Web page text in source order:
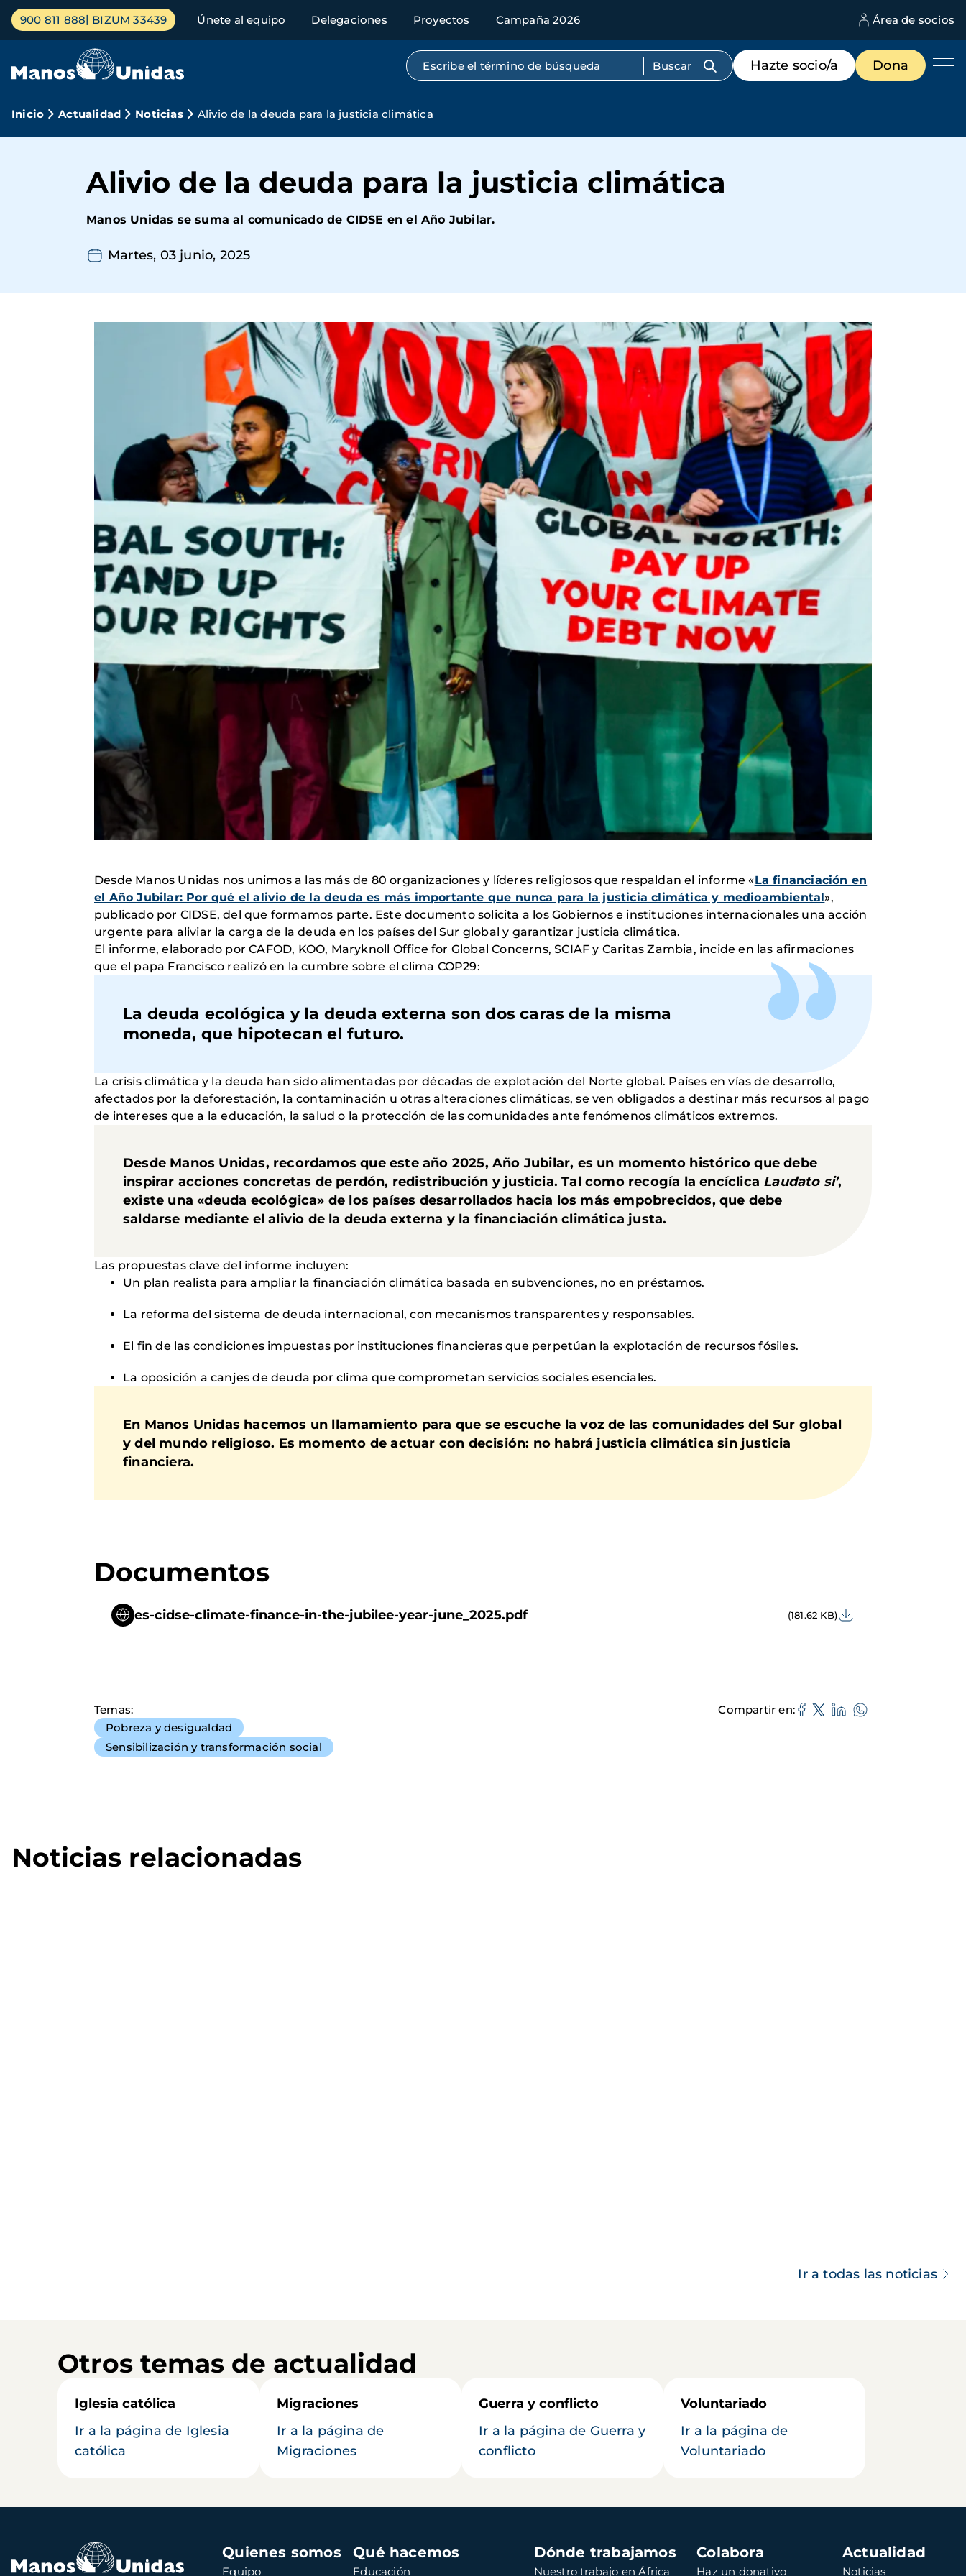
Pasar
contenido
Menú
principal
900 811 888 BIZUM 33439 Únete al equipo Delegaciones Proyectos Campaña 2026 Área de socios
Búsqueda por texto completo
Menú
de
destacados
Hazte socio/a Dona
Ruta
navegación
Inicio Actualidad Noticias Alivio de la deuda para la justicia climática
Alivio de la deuda para la justicia climática
Manos Unidas se suma al comunicado de CIDSE en el Año Jubilar.
Martes, 03 junio, 2025
Desde Manos Unidas nos unimos a las más de 80 organizaciones y líderes religiosos que respaldan el informe «La financiación en
el Año Jubilar: Por qué el alivio de la deuda es más importante que nunca para la justicia climática y medioambiental»,
publicado por CIDSE, del que formamos parte. Este documento solicita a los Gobiernos e instituciones internacionales una acción
urgente para aliviar la carga de la deuda en los países del Sur global y garantizar justicia climática.
El informe, elaborado por CAFOD, KOO, Maryknoll Office for Global Concerns, SCIAF y Caritas Zambia, incide en las afirmaciones
que el papa Francisco realizó en la cumbre sobre el clima COP29:
La deuda ecológica y la deuda externa son dos caras de la misma
moneda, que hipotecan el futuro.
La crisis climática y la deuda han sido alimentadas por décadas de explotación del Norte global. Países en vías de desarrollo,
afectados por la deforestación, la contaminación u otras alteraciones climáticas, se ven obligados a destinar más recursos al pago
de intereses que a la educación, la salud o la protección de las comunidades ante fenómenos climáticos extremos.
Desde Manos Unidas, recordamos que este año 2025, Año Jubilar, es un momento histórico que debe
inspirar acciones concretas de perdón, redistribución y justicia. Tal como recogía la encíclica Laudato si’,
existe una «deuda ecológica» de los países desarrollados hacia los más empobrecidos, que debe
saldarse mediante el alivio de la deuda externa y la financiación climática justa.
Las propuestas clave del informe incluyen:
Un plan realista para ampliar la financiación climática basada en subvenciones, no en préstamos.
La reforma del sistema de deuda internacional, con mecanismos transparentes y responsables.
El fin de las condiciones impuestas por instituciones financieras que perpetúan la explotación de recursos fósiles.
La oposición a canjes de deuda por clima que comprometan servicios sociales esenciales.
En Manos Unidas hacemos un llamamiento para que se escuche la voz de las comunidades del Sur global
y del mundo religioso. Es momento de actuar con decisión: no habrá justicia climática sin justicia
financiera.
Documentos
es-cidse-climate-finance-in-the-jubilee-year-june_2025.pdf (181.62 KB)
Temas
Pobreza y desigualdad
Sensibilización y transformación social
Compartir en
Noticias relacionadas
Ir a todas las noticias
Otros temas de actualidad
Iglesia católica
Ir a la página de Iglesia
católica
Migraciones
Ir a la página de
Migraciones
Guerra y conflicto
Ir a la página de Guerra y
conflicto
Voluntariado
Ir a la página de
Voluntariado
Navegación
principal
Quienes somos
Equipo
Qué hacemos
Educación
Dónde trabajamos
Nuestro trabajo en África
Colabora
Haz un donativo
Actualidad
Noticias